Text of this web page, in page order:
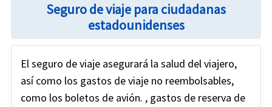
Seguro de viaje para ciudadanas
estadounidenses
El seguro de viaje asegurará la salud del viajero,
así como los gastos de viaje no reembolsables,
como los boletos de avión. , gastos de reserva de